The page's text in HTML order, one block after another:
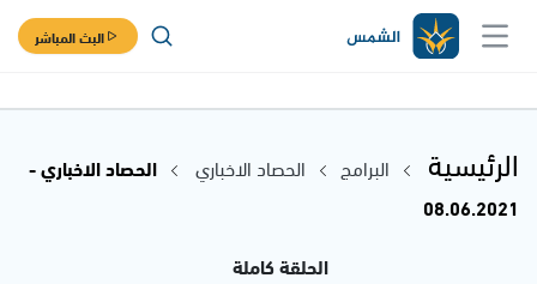
البث المباشر
الرئيسية البرامج الحصاد الاخباري
الحصاد الاخباري -
08.06.2021
الحلقة كاملة